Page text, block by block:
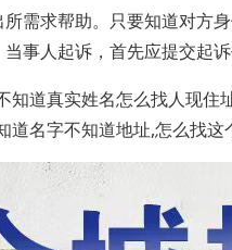
需求帮助。只要知道对方
事人起诉，首先应提交起
知道真实姓名怎么找人现
道名字不知道地址,怎么找这